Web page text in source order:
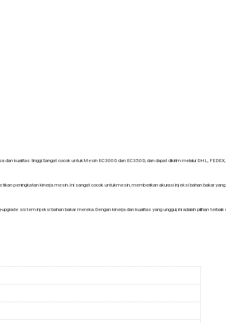
dan kualitas tinggi.Sangat cocok untukMesin EC300D dan EC350D, dan dapat dikirim melalui DHL,
peningkatan kinerja mesin.Ini sangat cocok untukmesin, memberikan akurasi injeksi bahan bakar
sistem injeksi bahan bakar mereka.Dengan kinerja dan kualitas yang unggul, ini adalah pilihan